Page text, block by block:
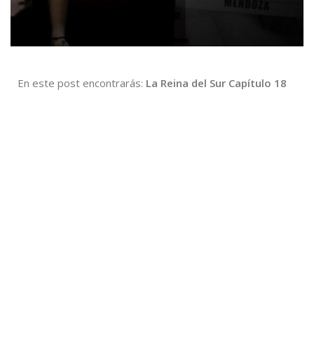
En este post encontrarás: La Reina del Sur Capítulo 18